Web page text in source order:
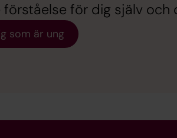
för dig själv och
som är ung